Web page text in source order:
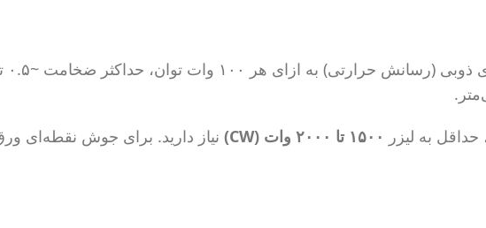
۱۵۰۰ تا ۲۰۰۰ وات (CW) نیاز دارید. برای جوش نقطه‌ای ورق ۰.۳ میلی‌متری، یک لیزر